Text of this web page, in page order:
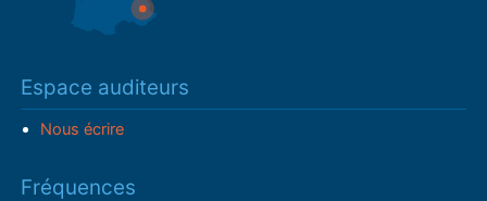
Espace auditeurs
Nous écrire
Fréquences